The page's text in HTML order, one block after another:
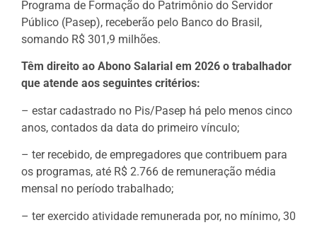
Programa de Formação do Patrimônio do Servidor
Público (Pasep), receberão pelo Banco do Brasil,
somando R$ 301,9 milhões.
Têm direito ao Abono Salarial em 2026 o trabalhador
que atende aos seguintes critérios:
– estar cadastrado no Pis/Pasep há pelo menos cinco
anos, contados da data do primeiro vínculo;
– ter recebido, de empregadores que contribuem para
os programas, até R$ 2.766 de remuneração média
mensal no período trabalhado;
– ter exercido atividade remunerada por, no mínimo, 30